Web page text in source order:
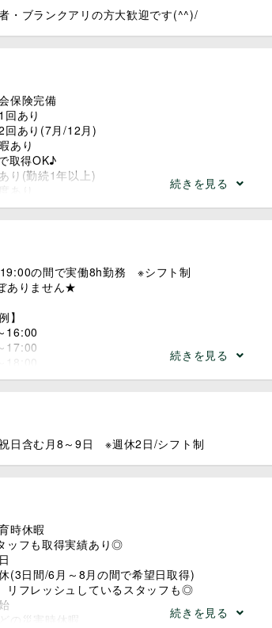
午睡
床 おやつタイム♪
延長保育
＝＝＝＝＝＝＝＝＝＝＝＝＝＝＝
園内・外研修、会議あり（出勤扱い）
ジュールにて共有 ※日程変更の場合事前連絡あり
・ブランクアリの方大歓迎です(^^)/
続きを見る
保険完備
あり
あり(7月/12月)
あり
取得OK♪
り(勤続1年以上)
あり
市在住の方対象】住宅手当あり(上限53,000円/月
続きを見る
の間で実働8h勤務 ※シフト制
ありません★
】
16:00
17:00
18:00
19:00
日含む月8～9日 ※週休2日/シフト制
続きを見る
時休暇
ッフも取得実績あり◎
(3日間/6月～8月の間で希望日取得)
リフレッシュしているスタッフも◎
の災害時休暇